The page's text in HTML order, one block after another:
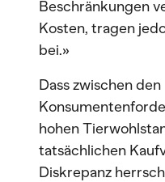
Beschränkungen
Kosten, tragen
bei.»
Dass zwischen den
hohen
tatsächlichen
Diskrepanz